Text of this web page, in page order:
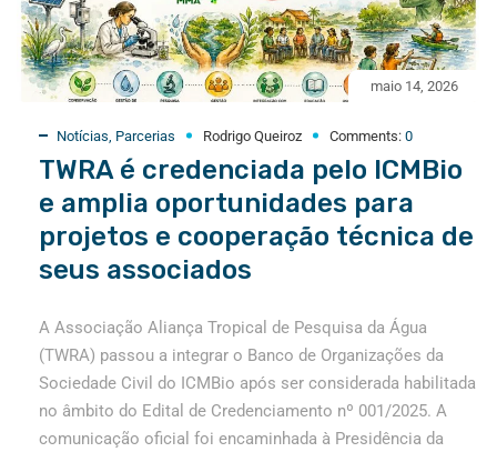
maio 14, 2026
Notícias Parcerias Rodrigo Queiroz Comments: 0
TWRA é credenciada pelo ICMBio
e amplia oportunidades para
projetos e cooperação técnica de
seus associados
A Associação Aliança Tropical de Pesquisa da Água
(TWRA) passou a integrar o Banco de Organizações da
Sociedade Civil do ICMBio após ser considerada habilitada
no âmbito do Edital de Credenciamento nº 001/2025. A
comunicação oficial foi encaminhada à Presidência da